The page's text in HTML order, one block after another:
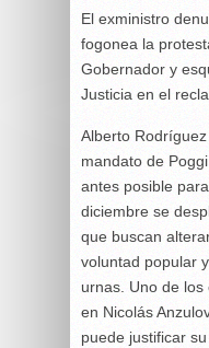
El exministro
fogonea la
Gobernador y
Justicia en el
Alberto
mandato de
antes posible
diciembre se
que buscan
voluntad popular
urnas. Uno de los
en Nicolás
puede justificar